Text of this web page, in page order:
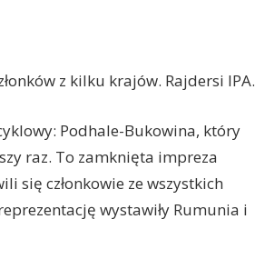
z kilku krajów. Rajdersi IPA.
Podhale-Bukowina, który
raz. To zamknięta impreza
się członkowie ze wszystkich
wystawiły Rumunia i